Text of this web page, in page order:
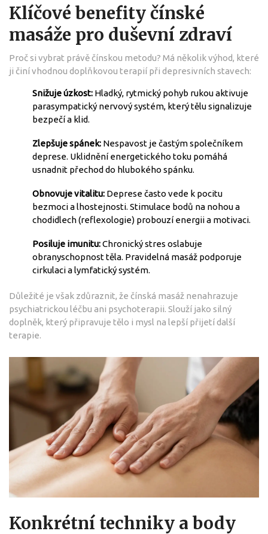
Klíčové benefity čínské
masáže pro duševní zdraví
Proč si vybrat právě čínskou metodu? Má několik výhod, které
ji činí vhodnou doplňkovou terapií při depresivních stavech:
Snižuje úzkost: Hladký, rytmický pohyb rukou aktivuje
parasympatický nervový systém, který tělu signalizuje
bezpečí a klid.
Zlepšuje spánek: Nespavost je častým společníkem
deprese. Uklidnění energetického toku pomáhá
usnadnit přechod do hlubokého spánku.
Obnovuje vitalitu: Deprese často vede k pocitu
bezmoci a lhostejnosti. Stimulace bodů na nohou a
chodidlech (reflexologie) probouzí energii a motivaci.
Posiluje imunitu:Chronický stres oslabuje
obranyschopnost těla. Pravidelná masáž podporuje
cirkulaci a lymfatický systém.
Důležité je však zdůraznit, že čínská masáž nenahrazuje
psychiatrickou léčbu ani psychoterapii. Slouží jako silný
doplněk, který připravuje tělo i mysl na lepší přijetí další
terapie.
Konkrétní techniky a body